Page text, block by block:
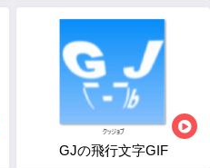
GJの飛行文字GIF